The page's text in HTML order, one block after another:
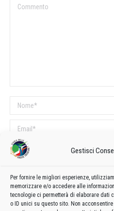
Gestisci
Per fornire le migliori esperienze,
memorizzare e/o accedere alle
tecnologie ci permetterà di elaborare dati
o ID unici su questo sito. Non
Commento
Nome *
Email *
Sito web
COMMENTI SUL POST
Questo sito utilizza Akismet per